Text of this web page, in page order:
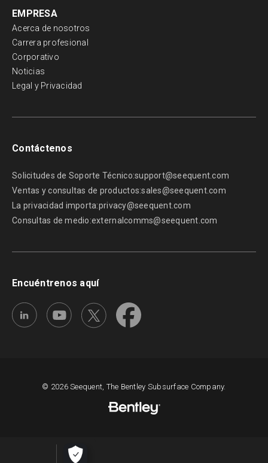
EMPRESA
Acerca de nosotros
Carrera profesional
Corporativo
Noticias
Legal y Privacidad
Contáctenos
Solicitudes de Soporte Técnico:support@seequent.com
Ventas y consultas de productos:sales@seequent.com
La privacidad importa:privacy@seequent.com
Consultas de medio:externalcomms@seequent.com
Encuéntrenos aquí
© 2026 Seequent, The Bentley Subsurface Company.